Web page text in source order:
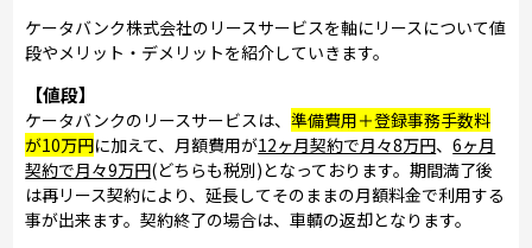
ケータバンク株式会社のリースサービスを軸にリースについて値
段やメリット・デメリットを紹介していきます。
【値段】
ケータバンクのリースサービスは、準備費用＋登録事務手数料
が10万円に加えて、月額費用が12ヶ月契約で月々8万円、6ヶ月
契約で月々9万円(どちらも税別)となっております。期間満了後
は再リース契約により、延長してそのままの月額料金で利用する
事が出来ます。契約終了の場合は、車輌の返却となります。